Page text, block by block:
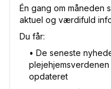
Én gang om måneden
aktuel og værdifuld
Du får:
•⁠ De seneste
opdateret